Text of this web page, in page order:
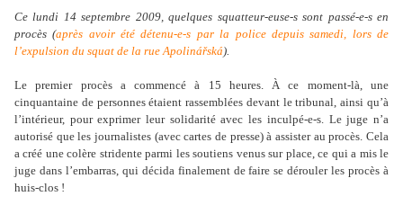
Ce lundi 14 septembre 2009, quelques squatteur-euse-s sont passé-e-s en
procès (après avoir été détenu-e-s par la police depuis samedi, lors de
l’expulsion du squat de la rue Apolinářská).
Le premier procès a commencé à 15 heures. À ce moment-là, une
cinquantaine de personnes étaient rassemblées devant le tribunal, ainsi qu’à
l’intérieur, pour exprimer leur solidarité avec les inculpé-e-s. Le juge n’a
autorisé que les journalistes (avec cartes de presse) à assister au procès. Cela
a créé une colère stridente parmi les soutiens venus sur place, ce qui a mis le
juge dans l’embarras, qui décida finalement de faire se dérouler les procès à
huis-clos !